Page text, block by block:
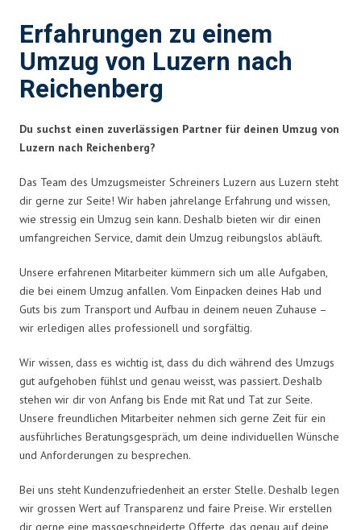
Erfahrungen zu einem
Umzug von Luzern nach
Reichenberg
Du suchst einen zuverlässigen Partner für deinen Umzug von
Luzern nach Reichenberg?
Das Team des Umzugsmeister Schreiners Luzern aus Luzern steht
dir gerne zur Seite! Wir haben jahrelange Erfahrung und wissen,
wie stressig ein Umzug sein kann. Deshalb bieten wir dir einen
umfangreichen Service, damit dein Umzug reibungslos abläuft.
Unsere erfahrenen Mitarbeiter kümmern sich um alle Aufgaben,
die bei einem Umzug anfallen. Vom Einpacken deines Hab und
Guts bis zum Transport und Aufbau in deinem neuen Zuhause –
wir erledigen alles professionell und sorgfältig.
Wir wissen, dass es wichtig ist, dass du dich während des Umzugs
gut aufgehoben fühlst und genau weisst, was passiert. Deshalb
stehen wir dir von Anfang bis Ende mit Rat und Tat zur Seite.
Unsere freundlichen Mitarbeiter nehmen sich gerne Zeit für ein
ausführliches Beratungsgespräch, um deine individuellen Wünsche
und Anforderungen zu besprechen.
Bei uns steht Kundenzufriedenheit an erster Stelle. Deshalb legen
wir grossen Wert auf Transparenz und faire Preise. Wir erstellen
dir gerne eine massgeschneiderte Offerte, das genau auf deine